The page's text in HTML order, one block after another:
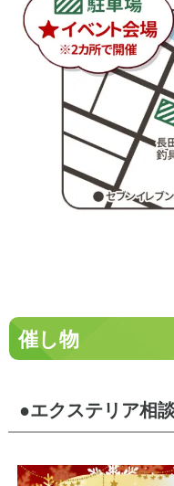
催し物
●エクステリア相